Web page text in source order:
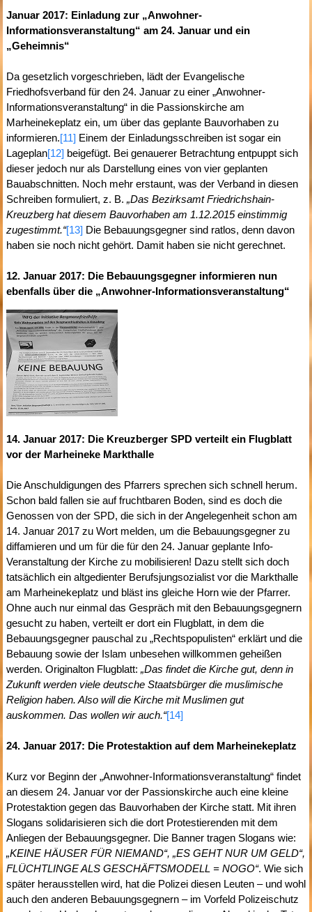
Januar 2017: Einladung zur „Anwohner-
Informationsveranstaltung“ am 24. Januar und ein
„Geheimnis“
Da gesetzlich vorgeschrieben, lädt der Evangelische
Friedhofsverband für den 24. Januar zu einer „Anwohner-
Informationsveranstaltung“ in die Passionskirche am
Marheinekeplatz ein, um über das geplante Bauvorhaben zu
informieren.[11] Einem der Einladungsschreiben ist sogar ein
Lageplan[12] beigefügt. Bei genauerer Betrachtung entpuppt sich
dieser jedoch nur als Darstellung eines von vier geplanten
Bauabschnitten. Noch mehr erstaunt, was der Verband in diesen
Schreiben formuliert, z. B. „Das Bezirksamt Friedrichshain-
Kreuzberg hat diesem Bauvorhaben am 1.12.2015 einstimmig
zugestimmt.“[13] Die Bebauungsgegner sind ratlos, denn davon
haben sie noch nicht gehört. Damit haben sie nicht gerechnet.
12. Januar 2017: Die Bebauungsgegner informieren nun
ebenfalls über die „Anwohner-Informationsveranstaltung“
14. Januar 2017: Die Kreuzberger SPD verteilt ein Flugblatt
vor der Marheineke Markthalle
Die Anschuldigungen des Pfarrers sprechen sich schnell herum.
Schon bald fallen sie auf fruchtbaren Boden, sind es doch die
Genossen von der SPD, die sich in der Angelegenheit schon am
14. Januar 2017 zu Wort melden, um die Bebauungsgegner zu
diffamieren und um für die für den 24. Januar geplante Info-
Veranstaltung der Kirche zu mobilisieren! Dazu stellt sich doch
tatsächlich ein altgedienter Berufsjungsozialist vor die Markthalle
am Marheinekeplatz und bläst ins gleiche Horn wie der Pfarrer.
Ohne auch nur einmal das Gespräch mit den Bebauungsgegnern
gesucht zu haben, verteilt er dort ein Flugblatt, in dem die
Bebauungsgegner pauschal zu „Rechtspopulisten“ erklärt und die
Bebauung sowie der Islam unbesehen willkommen geheißen
werden. Originalton Flugblatt: „Das findet die Kirche gut, denn in
Zukunft werden viele deutsche Staatsbürger die muslimische
Religion haben. Also will die Kirche mit Muslimen gut
auskommen. Das wollen wir auch.“[14]
24. Januar 2017: Die Protestaktion auf dem Marheinekeplatz
Kurz vor Beginn der „Anwohner-Informationsveranstaltung“ findet
an diesem 24. Januar vor der Passionskirche auch eine kleine
Protestaktion gegen das Bauvorhaben der Kirche statt. Mit ihren
Slogans solidarisieren sich die dort Protestierenden mit dem
Anliegen der Bebauungsgegner. Die Banner tragen Slogans wie:
„KEINE HÄUSER FÜR NIEMAND“, „ES GEHT NUR UM GELD“,
FLÜCHTLINGE ALS GESCHÄFTSMODELL = NOGO“. Wie sich
später herausstellen wird, hat die Polizei diesen Leuten – und wohl
auch den anderen Bebauungsgegnern – im Vorfeld Polizeischutz